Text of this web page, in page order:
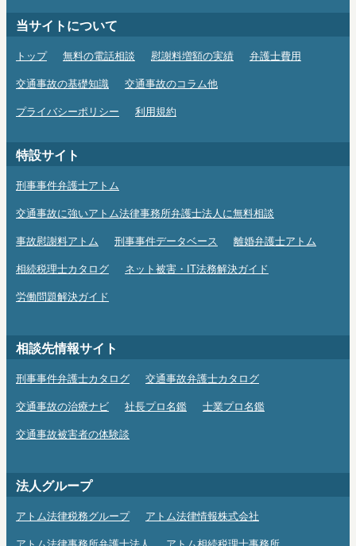
当サイトについて
トップ 無料の電話相談 慰謝料増額の実績 弁護士費用
交通事故の基礎知識 交通事故のコラム他
プライバシーポリシー 利用規約
特設サイト
刑事事件弁護士アトム
交通事故に強いアトム法律事務所弁護士法人に無料相談
事故慰謝料アトム 刑事事件データベース 離婚弁護士アトム
相続税理士カタログ ネット被害・IT法務解決ガイド
労働問題解決ガイド
相談先情報サイト
刑事事件弁護士カタログ 交通事故弁護士カタログ
交通事故の治療ナビ 社長プロ名鑑 士業プロ名鑑
交通事故被害者の体験談
法人グループ
アトム法律税務グループ アトム法律情報株式会社